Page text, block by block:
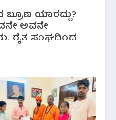
ಬ್ರೂಣ ಯಾರದ್ದು?
ಅವನೇ
ರೈತ ಸಂಘದಿಂದ